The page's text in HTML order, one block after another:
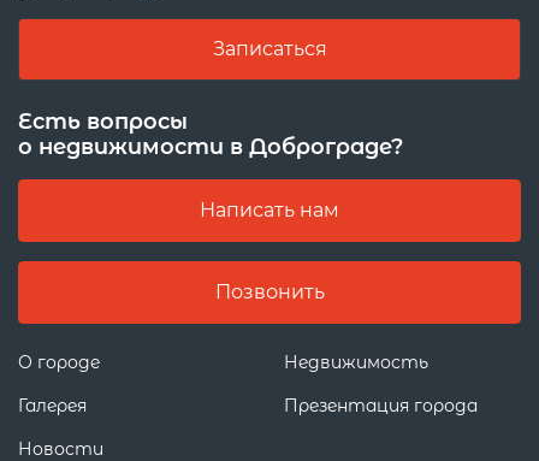
О городе
Недвижимость
Галерея
Новости
Презентация города
Записаться
Есть вопросы
о недвижимости в Доброграде?
Написать нам
Позвонить